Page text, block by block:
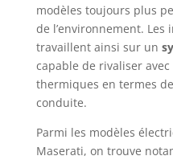
modèles toujours plus
de l’environnement.
travaillent ainsi sur un
capable de rivaliser
thermiques en termes
conduite.
Parmi les modèles
Maserati, on trouve